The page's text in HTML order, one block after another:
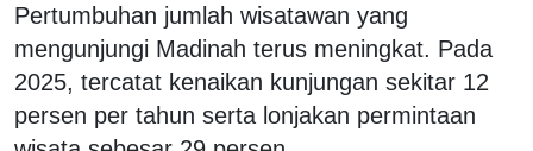
Pertumbuhan jumlah wisatawan yang
mengunjungi Madinah terus meningkat. Pada
2025, tercatat kenaikan kunjungan sekitar 12
persen per tahun serta lonjakan permintaan